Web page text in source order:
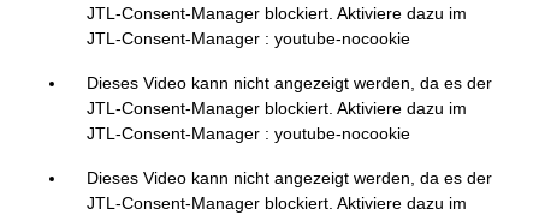
JTL-Consent-Manager blockiert. Aktiviere dazu im
JTL-Consent-Manager : youtube-nocookie
Dieses Video kann nicht angezeigt werden, da es der
JTL-Consent-Manager blockiert. Aktiviere dazu im
JTL-Consent-Manager : youtube-nocookie
Dieses Video kann nicht angezeigt werden, da es der
JTL-Consent-Manager blockiert. Aktiviere dazu im